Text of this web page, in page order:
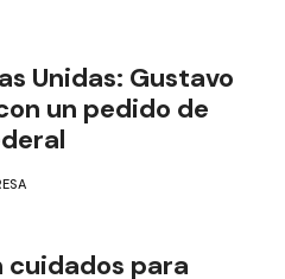
Unidas: Gustavo
un pedido de
cuidados para